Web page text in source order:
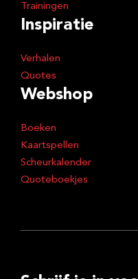
Trainingen
Inspiratie
Verhalen
Quotes
Webshop
Boeken
Kaartspellen
Scheurkalender
Quoteboekjes